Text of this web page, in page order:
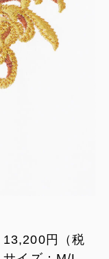
円（税